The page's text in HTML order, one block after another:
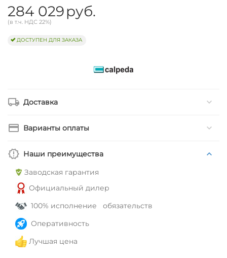
284 029руб.
(в т.ч. НДС 22%)
ДОСТУПЕН ДЛЯ ЗАКАЗА
Доставка
Варианты оплаты
Наши преимущества
Заводская гарантия
Официальный дилер
100% исполнение обязательств
Оперативность
Лучшая цена